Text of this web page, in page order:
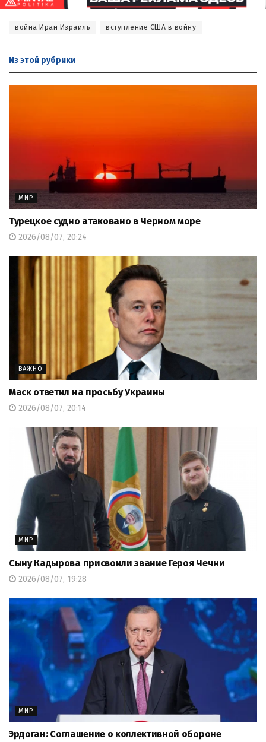
война Иран Израиль вступление США в войну
Из этой рубрики
МИР
Турецкое судно атаковано в Черном море
2026/08/07, 20:24
ВАЖНО
Маск ответил на просьбу Украины
2026/08/07, 20:14
МИР
Сыну Кадырова присвоили звание Героя Чечни
2026/08/07, 19:28
МИР
Эрдоган: Соглашение о коллективной обороне